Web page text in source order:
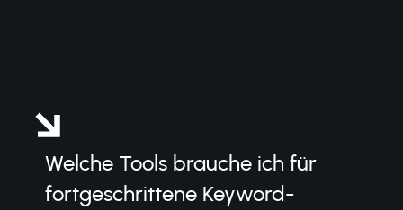
Welche Tools brauche ich für
fortgeschrittene Keyword-